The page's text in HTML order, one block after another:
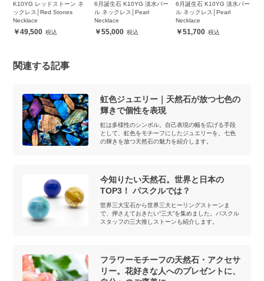
K10YG レッドストーン ネ
ックレス│Red Stones
Necklace
49,500
6月誕生石 K10YG 淡水パー
ル ネックレス│Pearl
Necklace
55,000
6月誕生石 K10YG 淡水パー
ル ネックレス│Pearl
Necklace
51,700
関連する記事
虹色ジュエリー｜天然石が放つ七色の
輝きで個性を表現
虹は多様性のシンボル。自己表現の幅を広げる手段
として、虹色をモチーフにしたジュエリーを。七色
の輝きを放つ天然石の魅力を紹介します。
今知りたい天然石。世界と日本の
TOP3！ パスクルでは？
世界三大宝石から世界三大ヒーリングストーンま
で、押さえておきたい“三大”を集めました。パスクル
スタッフの三大推しストーンも紹介します。
フラワーモチーフの天然石・アクセサ
リー。花好きな人へのプレゼントに、